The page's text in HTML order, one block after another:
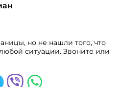
но не нашли того, что
ситуации. Звоните или